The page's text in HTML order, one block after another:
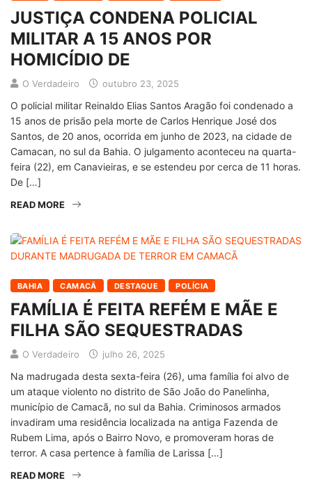
JUSTIÇA CONDENA POLICIAL
MILITAR A 15 ANOS POR
HOMICÍDIO DE
O Verdadeiro outubro 23, 2025
O policial militar Reinaldo Elias Santos Aragão foi condenado a
15 anos de prisão pela morte de Carlos Henrique José dos
Santos, de 20 anos, ocorrida em junho de 2023, na cidade de
Camacan, no sul da Bahia. O julgamento aconteceu na quarta-
feira (22), em Canavieiras, e se estendeu por cerca de 11 horas.
De […]
READ MORE
BAHIA CAMACÃ DESTAQUE POLÍCIA
FAMÍLIA É FEITA REFÉM E MÃE E
FILHA SÃO SEQUESTRADAS
O Verdadeiro julho 26, 2025
Na madrugada desta sexta-feira (26), uma família foi alvo de
um ataque violento no distrito de São João do Panelinha,
município de Camacã, no sul da Bahia. Criminosos armados
invadiram uma residência localizada na antiga Fazenda de
Rubem Lima, após o Bairro Novo, e promoveram horas de
terror. A casa pertence à família de Larissa […]
READ MORE